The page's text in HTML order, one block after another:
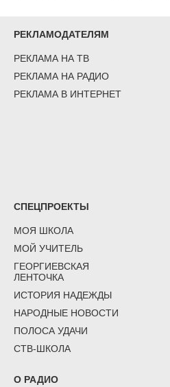
РЕКЛАМОДАТЕЛЯМ
РЕКЛАМА НА ТВ
РЕКЛАМА НА РАДИО
РЕКЛАМА В ИНТЕРНЕТ
СПЕЦПРОЕКТЫ
МОЯ ШКОЛА
МОЙ УЧИТЕЛЬ
ГЕОРГИЕВСКАЯ
ЛЕНТОЧКА
ИСТОРИЯ НАДЕЖДЫ
НАРОДНЫЕ НОВОСТИ
ПОЛОСА УДАЧИ
СТВ-ШКОЛА
О РАДИО